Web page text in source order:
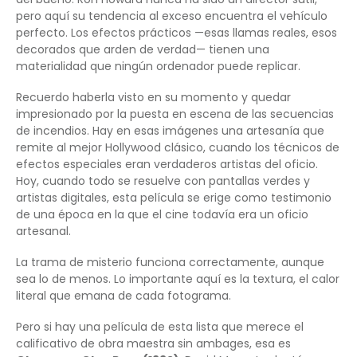
pero aquí su tendencia al exceso encuentra el vehículo
perfecto. Los efectos prácticos —esas llamas reales, esos
decorados que arden de verdad— tienen una
materialidad que ningún ordenador puede replicar.
Recuerdo haberla visto en su momento y quedar
impresionado por la puesta en escena de las secuencias
de incendios. Hay en esas imágenes una artesanía que
remite al mejor Hollywood clásico, cuando los técnicos de
efectos especiales eran verdaderos artistas del oficio.
Hoy, cuando todo se resuelve con pantallas verdes y
artistas digitales, esta película se erige como testimonio
de una época en la que el cine todavía era un oficio
artesanal.
La trama de misterio funciona correctamente, aunque
sea lo de menos. Lo importante aquí es la textura, el calor
literal que emana de cada fotograma.
Pero si hay una película de esta lista que merece el
calificativo de obra maestra sin ambages, esa es